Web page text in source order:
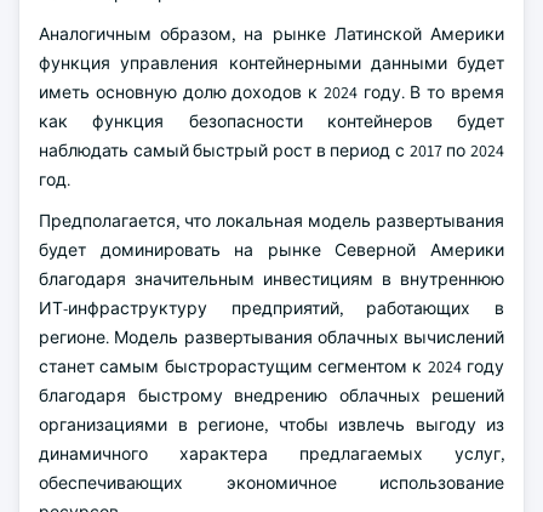
Аналогичным образом, на рынке Латинской Америки
функция управления контейнерными данными будет
иметь основную долю доходов к 2024 году. В то время
как функция безопасности контейнеров будет
наблюдать самый быстрый рост в период с 2017 по 2024
год.
Предполагается, что локальная модель развертывания
будет доминировать на рынке Северной Америки
благодаря значительным инвестициям в внутреннюю
ИТ-инфраструктуру предприятий, работающих в
регионе. Модель развертывания облачных вычислений
станет самым быстрорастущим сегментом к 2024 году
благодаря быстрому внедрению облачных решений
организациями в регионе, чтобы извлечь выгоду из
динамичного характера предлагаемых услуг,
обеспечивающих экономичное использование